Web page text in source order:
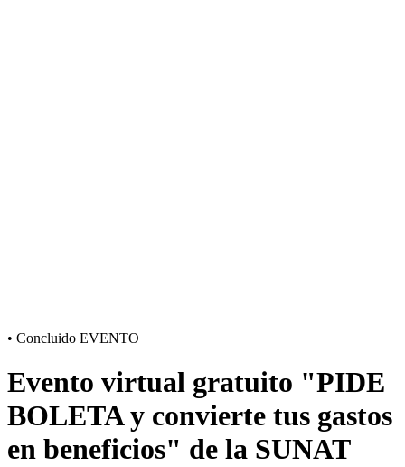
• Concluido EVENTO
Evento virtual gratuito "PIDE
BOLETA y convierte tus gastos
en beneficios" de la SUNAT